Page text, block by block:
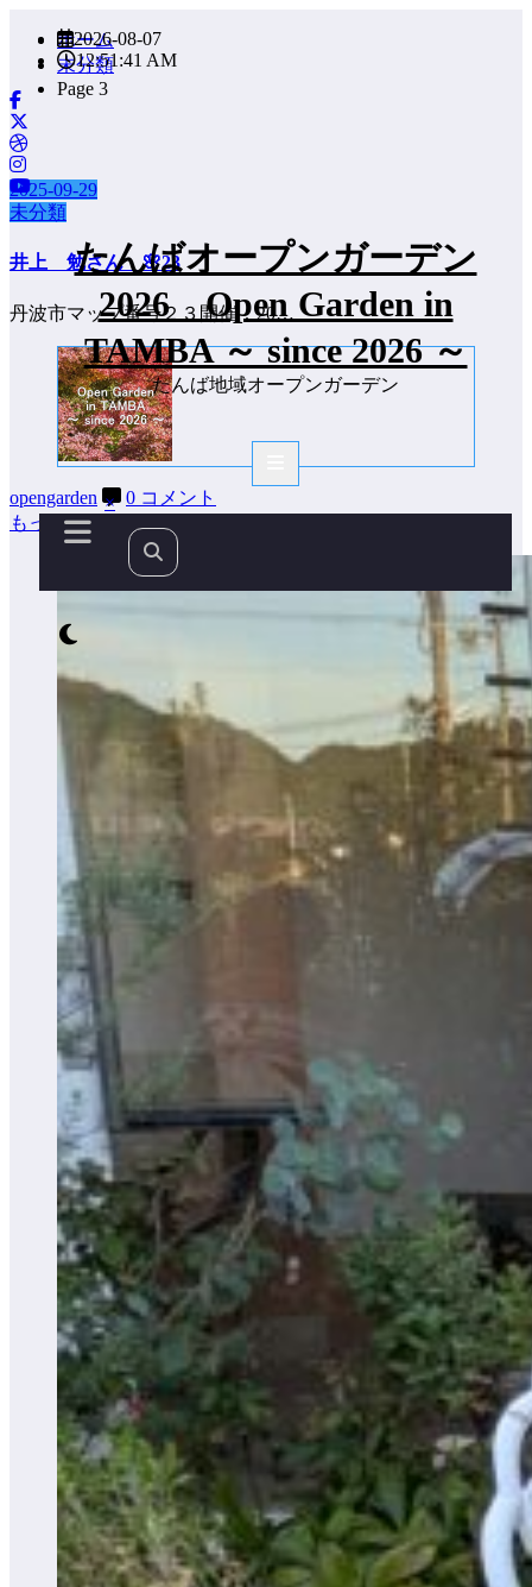
ン
ツ
へ
ス
キ
ッ
2026-08-07
12:51:42 AM
たんばオープンガーデン
2026 Open Garden in
TAMBA ～ since 2026 ～
たんば地域オープンガーデン
×
ホーム
未分類
Page 3
2025-09-29
未分類
井上 勉さん 🌸23
丹波市マップ番号２３開催：20…
opengarden
0 コメント
もっと見る